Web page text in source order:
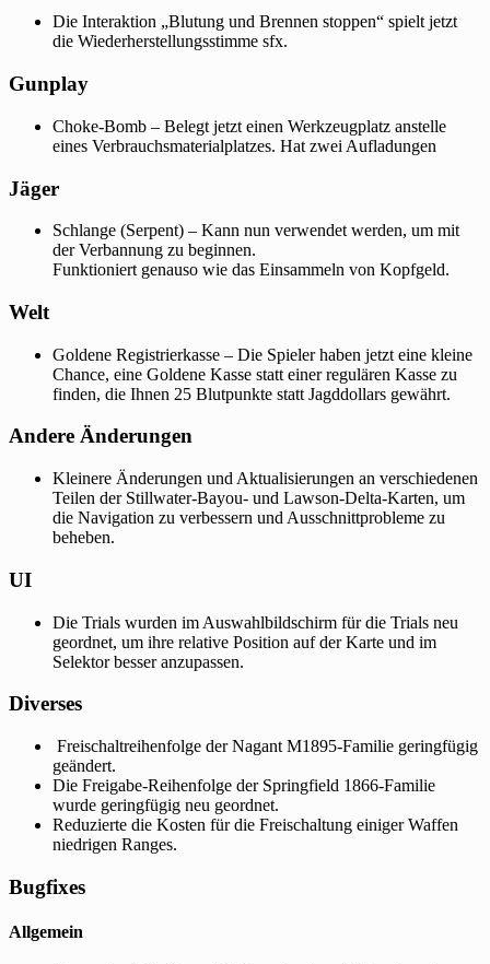
Die Interaktion „Blutung und Brennen stoppen“ spielt jetzt
die Wiederherstellungsstimme sfx.
Gunplay
Choke-Bomb – Belegt jetzt einen Werkzeugplatz anstelle
eines Verbrauchsmaterialplatzes. Hat zwei Aufladungen
Jäger
Schlange (Serpent) – Kann nun verwendet werden, um mit
der Verbannung zu beginnen.
Funktioniert genauso wie das Einsammeln von Kopfgeld.
Welt
Goldene Registrierkasse – Die Spieler haben jetzt eine kleine
Chance, eine Goldene Kasse statt einer regulären Kasse zu
finden, die Ihnen 25 Blutpunkte statt Jagddollars gewährt.
Andere Änderungen
Kleinere Änderungen und Aktualisierungen an verschiedenen
Teilen der Stillwater-Bayou- und Lawson-Delta-Karten, um
die Navigation zu verbessern und Ausschnittprobleme zu
beheben.
UI
Die Trials wurden im Auswahlbildschirm für die Trials neu
geordnet, um ihre relative Position auf der Karte und im
Selektor besser anzupassen.
Diverses
Freischaltreihenfolge der Nagant M1895-Familie geringfügig
geändert.
Die Freigabe-Reihenfolge der Springfield 1866-Familie
wurde geringfügig neu geordnet.
Reduzierte die Kosten für die Freischaltung einiger Waffen
niedrigen Ranges.
Bugfixes
Allgemein